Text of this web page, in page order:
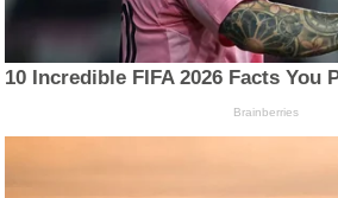
10 Incredible FIFA 2026 Facts You
Brainberries